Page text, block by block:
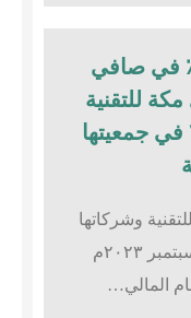
ارتفاع ١٤٦٪؜ في صافي
للتقنية
تعتمد ميزانية ٢٠٢٢ في جمعيتها
وشركاتها
التابعة يوم الأربعاء ١٣سبتمبر ٢٠٢٣م
المالي…